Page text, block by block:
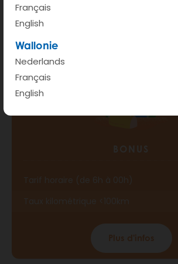
Français
English
Wallonie
Nederlands
Français
English
BONUS
Tarif horaire (de 6h à 00h)
Plus d'infos